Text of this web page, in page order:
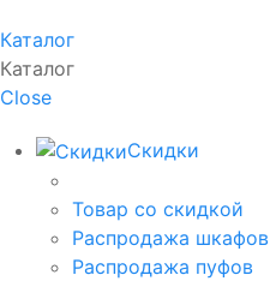
Каталог
Каталог
Close
Скидки
Товар со скидкой
Распродажа шкафов
Распродажа пуфов